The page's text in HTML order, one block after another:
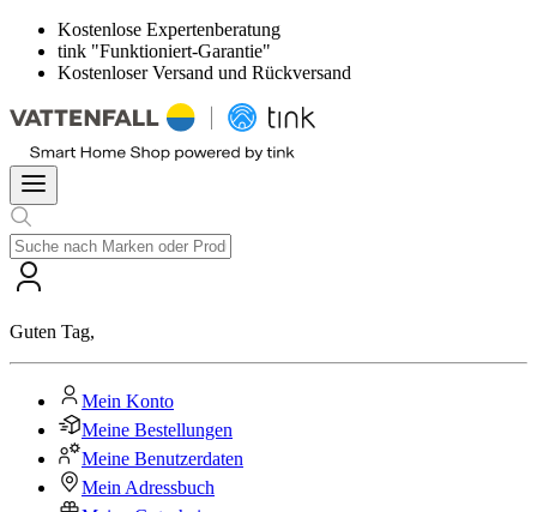
Kostenlose Expertenberatung
tink "Funktioniert-Garantie"
Kostenloser Versand und Rückversand
Guten Tag,
Mein Konto
Meine Bestellungen
Meine Benutzerdaten
Mein Adressbuch